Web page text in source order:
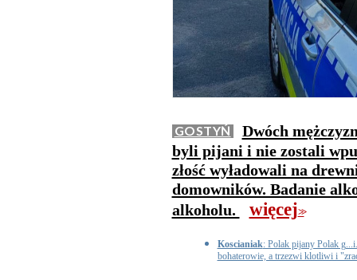
GOSTYŃ
Dwóch
byli pijani i nie zostali
złość wyładowali na
domowników. Badanie
alkoholu.
więcej>>
Koscianiak: Polak pijany Polak
bohaterowie, a trzezwi klotliwi i